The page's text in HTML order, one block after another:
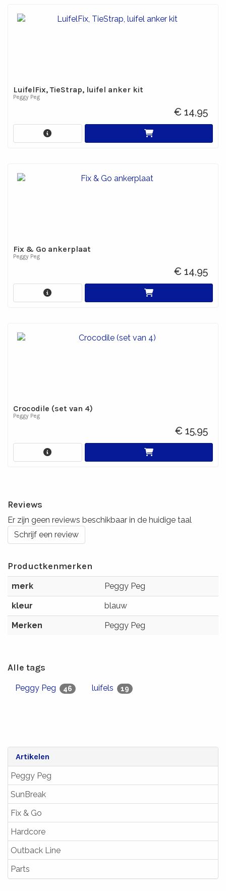
Artikelen
Peggy Peg
SunBreak
Fix & Go
Hardcore
Outback Line
Parts
LuifelFix, TieStrap, luifel anker kit
Peggy Peg
€ 14,95
Fix & Go ankerplaat
Peggy Peg
€ 14,95
Crocodile (set van 4)
Peggy Peg
€ 15,95
Reviews
Er zijn geen reviews beschikbaar in de huidige taal
Schrijf een review
Productkenmerken
merk Peggy Peg
kleur blauw
Merken Peggy Peg
Alle tags
Peggy Peg 46 luifels 19